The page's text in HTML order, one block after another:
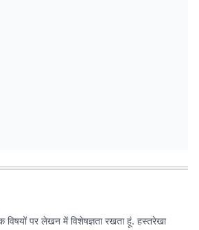
विषयों पर लेखन में विशेषज्ञता रखता हूं. हस्तरेखा